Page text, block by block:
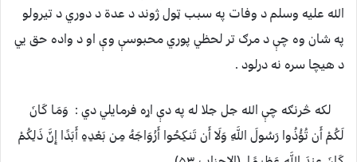
الله عليه وسلم د وفات په سبب ټول ژوند د عدة د دوري د تيرولو
په شان وه چې د مرګ تر لحظي پوري محبوسې وې او د واده حق يي
د هيچا سره نه درلود .
لکه څرنګه چې الله جل جلا له په دې اړه فرمايلي دي : وَمَا كَانَ
لَكُمْ أَن تُؤْذُوا رَسُولَ اللَّهِ وَلَا أَن تَنكِحُوا أَزْوَاجَهُ مِن بَعْدِهِ أَبَدًا إِنَّ ذَلِكُمْ